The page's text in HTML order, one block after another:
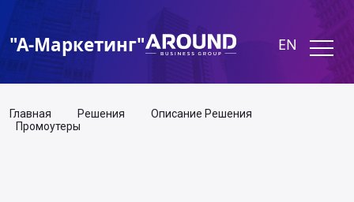
"А-Маркетинг" EN
Главная Решения
Описание Решения
Промоутеры